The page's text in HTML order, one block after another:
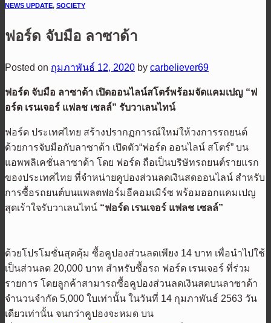
NEWS UPDATE, SOCIETY
ฟอร์ด จับมือ ลาซาด้า
Posted on กุมภาพันธ์ 12, 2020 by carbeliever69
ฟอร์ด จับมือ ลาซาด้า เปิดออนไลน์สโตร์พร้อมจัดแคมเปญ “ฟ
อร์ด เรนเจอร์ แฟลช เซลล์” รับวาเลนไทน์
ฟอร์ด ประเทศไทย สร้างปรากฏการณ์ใหม่ให้วงการรถยนต์
ด้วยการจับมือกับลาซาด้า เปิดตัว“ฟอร์ด ออนไลน์ สโตร์” บน
แอพพลิเคชั่นลาซาด้า โดย ฟอร์ด ถือเป็นบริษัทรถยนต์รายแรก
ของประเทศไทย ที่จำหน่ายคูปองส่วนลดเงินสดออนไลน์ สำหรับ
การซื้อรถยนต์บนแพลตฟอร์มอีคอมเมิร์ซ พร้อมออกแคมเปญ
สุดเร้าใจรับวาเลนไทน์ “ฟอร์ด เรนเจอร์ แฟลช เซลล์”
ด้วยโปรโมชั่นสุดคุ้ม ซื้อคูปองส่วนลดเพียง 14 บาท เพื่อนำไปใช้
เป็นส่วนลด 20,000 บาท สำหรับซื้อรถ ฟอร์ด เรนเจอร์ ที่ร่วม
รายการ โดยลูกค้าสามารถซื้อคูปองส่วนลดเงินสดบนลาซาด้า
จำนวนจำกัด 5,000 ใบเท่านั้น ในวันที่ 14 กุมภาพันธ์ 2563 วัน
เดียวเท่านั้น จนกว่าคูปองจะหมด บน